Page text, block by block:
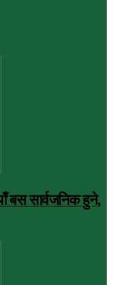
बस सार्वजनिक हुने,